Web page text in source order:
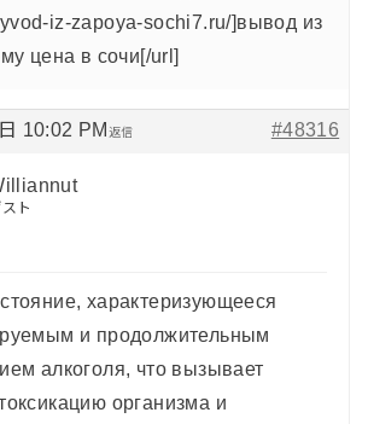
iz-zapoya-sochi7.ru/]вывод из
цена в сочи[/url]
10:02 PM #48316
返信
ト
характеризующееся
и продолжительным
алкоголя, что вызывает
организма и